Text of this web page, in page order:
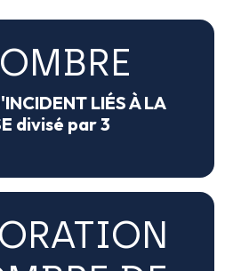
LIÉS À LA
divisé par 3